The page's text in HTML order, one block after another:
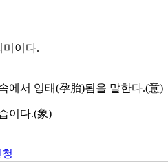
미이다.
에서 잉태(孕胎)됨을 말한다.(意)
이다.(象)